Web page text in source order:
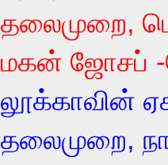
தலைமுறை,
மகன் ஜோசப் -
லூக்காவின்
தலைமுறை,